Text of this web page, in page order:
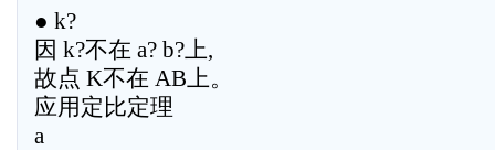
● k?
因 k?不在 a? b?上,
故点 K不在 AB上。
应用定比定理
a